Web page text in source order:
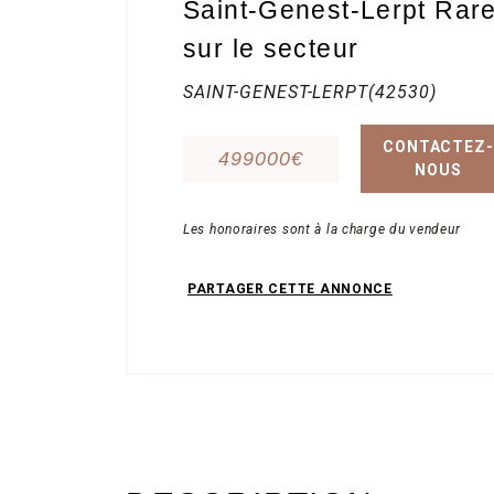
Saint-Genest-Lerpt
sur le secteur
SAINT-GENEST-LERPT(42530)
499000€
CONTACTEZ-
NOUS
Les honoraires sont à la charge du vendeur
Contact